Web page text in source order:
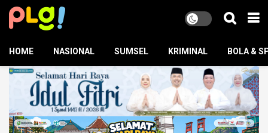
HOME NASIONAL SUMSEL KRIMINAL BOLA &